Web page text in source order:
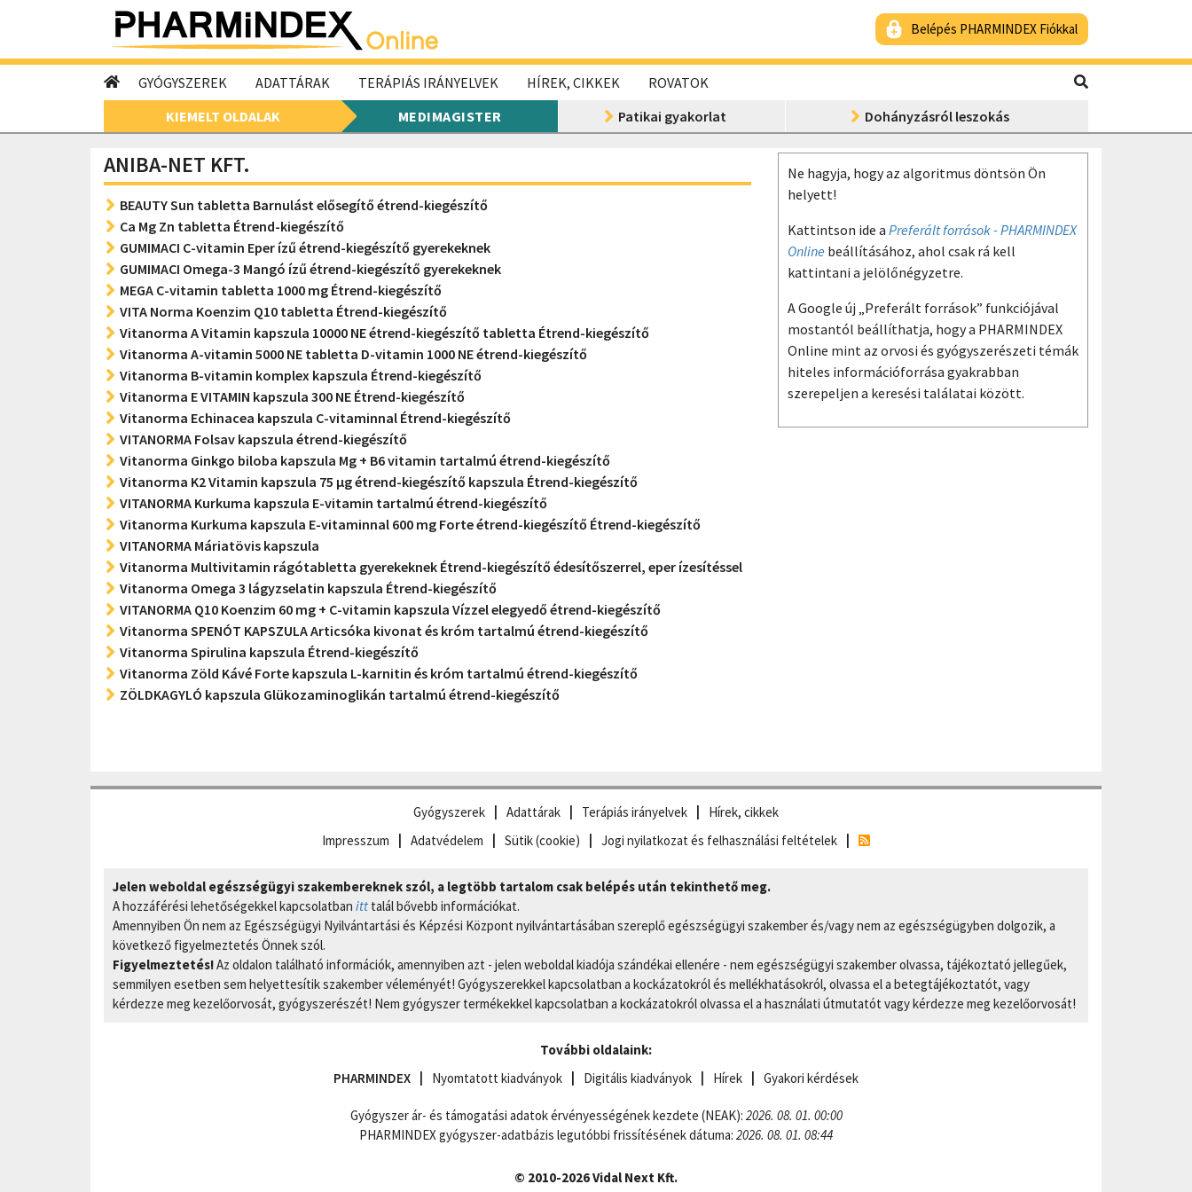
Belépés PHARMINDEX Fiókkal
GYÓGYSZEREK ADATTÁRAK TERÁPIÁS IRÁNYELVEK HÍREK, CIKKEK
ROVATOK
KIEMELT OLDALAK
MEDIMAGISTER Patikai gyakorlat Dohányzásról leszokás
ANIBA-NET KFT.
BEAUTY Sun tabletta Barnulást elősegítő étrend-kiegészítő
Ca Mg Zn tabletta Étrend-kiegészítő
GUMIMACI C-vitamin Eper ízű étrend-kiegészítő gyerekeknek
GUMIMACI Omega-3 Mangó ízű étrend-kiegészítő gyerekeknek
MEGA C-vitamin tabletta 1000 mg Étrend-kiegészítő
VITA Norma Koenzim Q10 tabletta Étrend-kiegészítő
Vitanorma A Vitamin kapszula 10000 NE étrend-kiegészítő tabletta Étrend-kiegészítő
Vitanorma A-vitamin 5000 NE tabletta D-vitamin 1000 NE étrend-kiegészítő
Vitanorma B-vitamin komplex kapszula Étrend-kiegészítő
Vitanorma E VITAMIN kapszula 300 NE Étrend-kiegészítő
Vitanorma Echinacea kapszula C-vitaminnal Étrend-kiegészítő
VITANORMA Folsav kapszula étrend-kiegészítő
Vitanorma Ginkgo biloba kapszula Mg + B6 vitamin tartalmú étrend-kiegészítő
Vitanorma K2 Vitamin kapszula 75 µg étrend-kiegészítő kapszula Étrend-kiegészítő
VITANORMA Kurkuma kapszula E-vitamin tartalmú étrend-kiegészítő
Vitanorma Kurkuma kapszula E-vitaminnal 600 mg Forte étrend-kiegészítő Étrend-kiegészítő
VITANORMA Máriatövis kapszula
Vitanorma Multivitamin rágótabletta gyerekeknek Étrend-kiegészítő édesítőszerrel, eper ízesítéssel
Vitanorma Omega 3 lágyzselatin kapszula Étrend-kiegészítő
VITANORMA Q10 Koenzim 60 mg + C-vitamin kapszula Vízzel elegyedő étrend-kiegészítő
Vitanorma SPENÓT KAPSZULA Articsóka kivonat és króm tartalmú étrend-kiegészítő
Vitanorma Spirulina kapszula Étrend-kiegészítő
Vitanorma Zöld Kávé Forte kapszula L-karnitin és króm tartalmú étrend-kiegészítő
ZÖLDKAGYLÓ kapszula Glükozaminoglikán tartalmú étrend-kiegészítő
Ne hagyja, hogy az algoritmus döntsön Ön
helyett!
Kattintson ide a Preferált források - PHARMINDEX
Online beállításához, ahol csak rá kell
kattintani a jelölőnégyzetre.
A Google új „Preferált források” funkciójával
mostantól beállíthatja, hogy a PHARMINDEX
Online mint az orvosi és gyógyszerészeti témák
hiteles információforrása gyakrabban
szerepeljen a keresési találatai között.
Gyógyszerek Adattárak Terápiás irányelvek
Hírek, cikkek
Impresszum
Adatvédelem Sütik (cookie) Jogi nyilatkozat és felhasználási feltételek
Jelen weboldal egészségügyi szakembereknek szól, a legtöbb tartalom csak belépés után tekinthető meg.
A hozzáférési lehetőségekkel kapcsolatban itt talál bővebb információkat.
Amennyiben Ön nem az Egészségügyi Nyilvántartási és Képzési Központ nyilvántartásában szereplő egészségügyi szakember és/vagy nem az egészségügyben dolgozik, a
következő figyelmeztetés Önnek szól.
Figyelmeztetés!Az oldalon található információk, amennyiben azt - jelen weboldal kiadója szándékai ellenére - nem egészségügyi szakember olvassa, tájékoztató jellegűek,
semmilyen esetben sem helyettesítik szakember véleményét! Gyógyszerekkel kapcsolatban a kockázatokról és mellékhatásokról, olvassa el a betegtájékoztatót, vagy
kérdezze meg kezelőorvosát, gyógyszerészét! Nem gyógyszer termékekkel kapcsolatban a kockázatokról olvassa el a használati útmutatót vagy kérdezze meg kezelőorvosát!
További oldalaink:
PHARMINDEX
Nyomtatott kiadványok Digitális kiadványok Hírek Gyakori kérdések
Gyógyszer ár- és támogatási adatok érvényességének kezdete (NEAK): 2026. 08. 01. 00:00
PHARMINDEX gyógyszer-adatbázis legutóbbi frissítésének dátuma: 2026. 08. 01. 08:44
© 2010-2026 Vidal Next Kft.